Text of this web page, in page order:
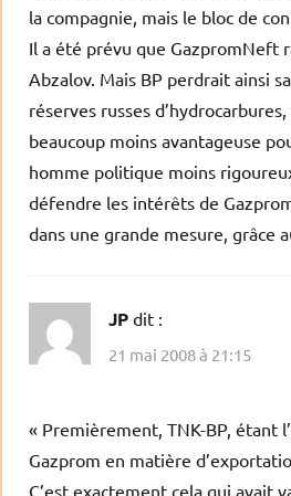
la compagnie, mais le bloc de
Il a été prévu que GazpromNeft
Abzalov. Mais BP perdrait ainsi
réserves russes
beaucoup moins avantageuse
homme politique moins
défendre les intérêts de
dans une grande mesure, grâce
JP dit :
21 mai 2008 à 21:15
« Premièrement, TNK-BP, étant
Gazprom en matière
C’est exactement cela qui avait